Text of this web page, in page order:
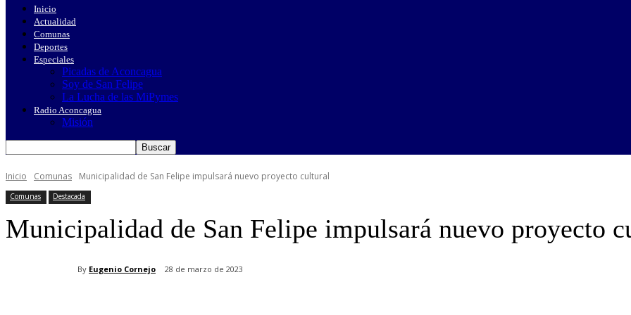
Inicio
Actualidad
Comunas
Deportes
Especiales
Picadas de Aconcagua
Soy de San Felipe
La Lucha de las MiPymes
Radio Aconcagua
Misión
Inicio Comunas Municipalidad de San Felipe impulsará nuevo proyecto cultural
Comunas Destacada
Municipalidad de San Felipe impulsará nuevo proyecto
By Eugenio Cornejo 28 de marzo de 2023